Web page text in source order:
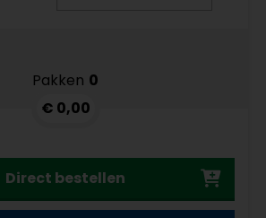
Pakken 0
€ 0,00
Direct bestellen